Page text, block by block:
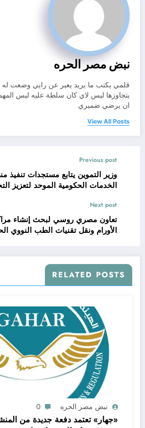
نبض مصر الحره
قلمي يكتب ما يريد يعبر عن رايي وضعت
يتجاوزها ليس لاي كان سلطة عليه ليس
ان يرضي ضميري
View All Posts
Previous post
وزير التموين يتابع مستجدات تنفيذ
الخدمات الحكومية الموحد لتعزيز
Next post
تعاون مصري روسي لبحث إنشاء
الأورام ونقل تقنيات الطب النووي
RELATED POSTS
نبض مصر الحره 0
«جهار» تعتمد دفعة جديدة من